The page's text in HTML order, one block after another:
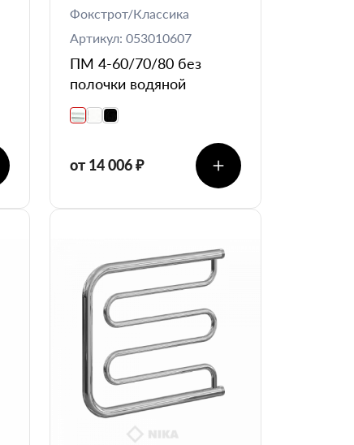
Фокстрот/Классика
Артикул: 053010607
ПМ 4-60/70/80 без
полочки водяной
от 14 006 ₽